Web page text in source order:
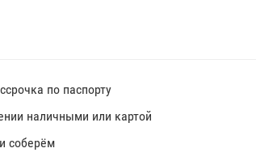
по паспорту
наличными или картой
соберём